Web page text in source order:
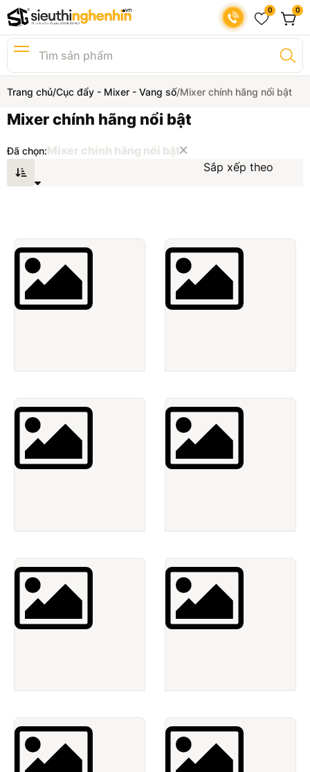
0 0
Loa chính hãng
Amply chính hãng
Loa soundbar
Đầu đĩa - DAC - Nhạc số
Loa subwoofer
Máy chiếu chính hãng
Màn chiếu - Màn hình - Tivi
Dây loa - Cáp tín hiệu - Jack
Điện tử - Gia dụng - Văn phòng
Linh tinh - Hàng thanh lý
Trang chủ Cục đẩy - Mixer - Vang số Mixer chính hãng nổi bật
Mixer chính hãng nổi bật
Đã chọn:Mixer chính hãng nổi bật
Sắp xếp theo